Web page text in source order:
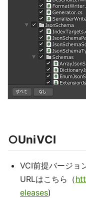
○UniVCI
VCI前提バージョ
URLはこちら（
eleases)